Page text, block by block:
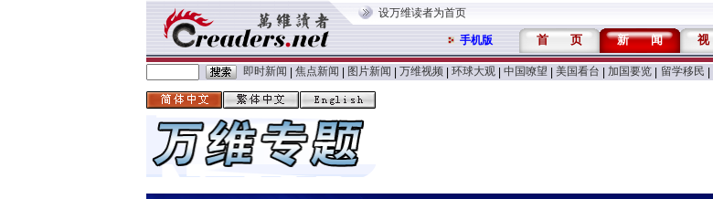
设万维读者为首页
手机版 首 页 新 闻 视
即时新闻 焦点新闻 图片新闻 万维视频 环球大观 中国嘹望 美国看台 加国要览 留学移民